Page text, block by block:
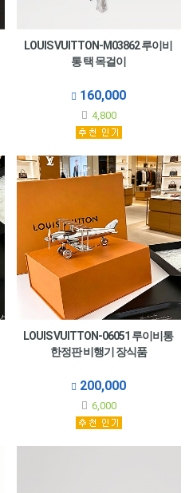
LOUIS VUITTON-M03862 루이비
통 택 목걸이
160,000
4,800
LOUIS VUITTON-06051 루이비통
한정판 비행기 장식품
200,000
6,000